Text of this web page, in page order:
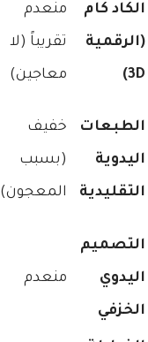
الكاد كام
(الرقمية
3D)
منعدم
تقريباً (لا
معاجين)
الطبعات
اليدوية
التقليدية
خفيف
(بسبب
المعجون)
التصميم
اليدوي
الخزفي
منعدم